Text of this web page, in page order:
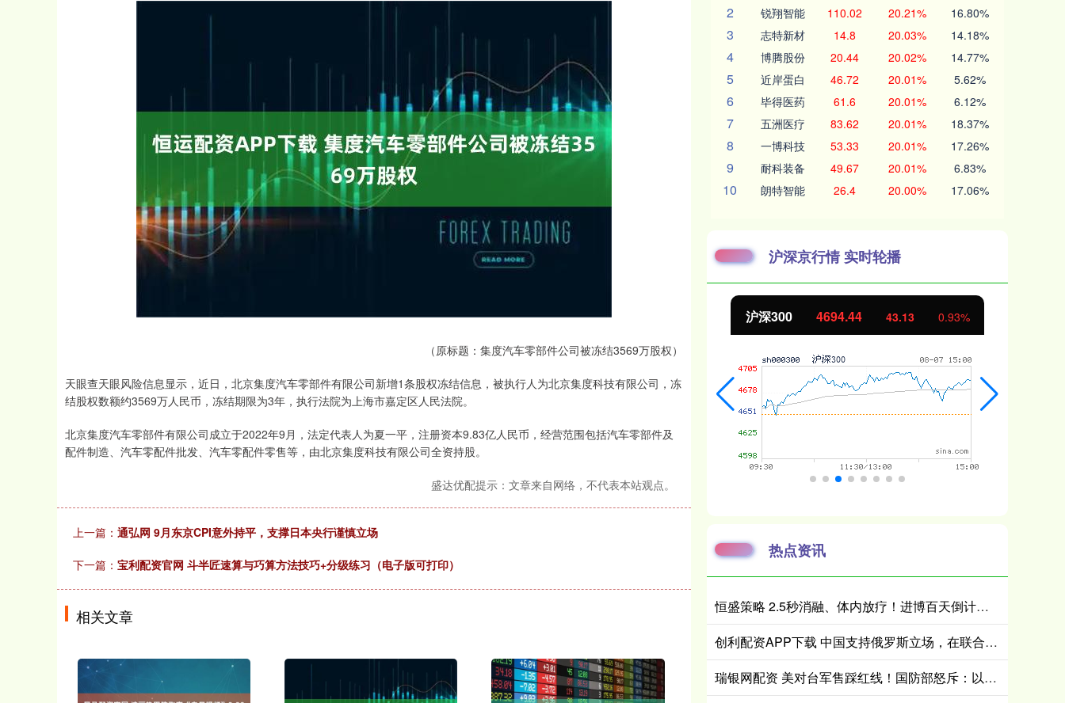
（原标题：集度汽车零部件公司被冻结3569万股权）
天眼查天眼风险信息显示，近日，北京集度汽车零部件有限公司新增1条股权冻结信息，被执行人为北京集度科技有限公司，冻
结股权数额约3569万人民币，冻结期限为3年，执行法院为上海市嘉定区人民法院。
北京集度汽车零部件有限公司成立于2022年9月，法定代表人为夏一平，注册资本9.83亿人民币，经营范围包括汽车零部件及
配件制造、汽车零配件批发、汽车零配件零售等，由北京集度科技有限公司全资持股。
盛达优配提示：文章来自网络，不代表本站观点。
上一篇： 通弘网 9月东京CPI意外持平，支撑日本央行谨慎立场
下一篇： 宝利配资官网 斗半匠速算与巧算方法技巧+分级练习（电子版可打印）
相关文章
2 锐翔智能 110.02 20.21% 16.80%
3 志特新材 14.8 20.03% 14.18%
4 博腾股份 20.44 20.02% 14.77%
5 近岸蛋白 46.72 20.01% 5.62%
6 毕得医药 61.6 20.01% 6.12%
7 五洲医疗 83.62 20.01% 18.37%
8 一博科技 53.33 20.01% 17.26%
9 耐科装备 49.67 20.01% 6.83%
10 朗特智能 26.4 20.00% 17.06%
沪深京行情 实时轮播
上证指数 3940.04 39.68 1.02% 深证成指 14311.01 200.89 沪深300 4694.44 43.13 0.93%
热点资讯
恒盛策略 2.5秒消融、体内放疗！进博百天倒计时，企业亮出微创医疗硬核黑科技
创利配资APP下载 中国支持俄罗斯立场，在联合国投下反对票，为伊朗主持公道！
瑞银网配资 美对台军售踩红线！国防部怒斥：以武助独终将引火烧身